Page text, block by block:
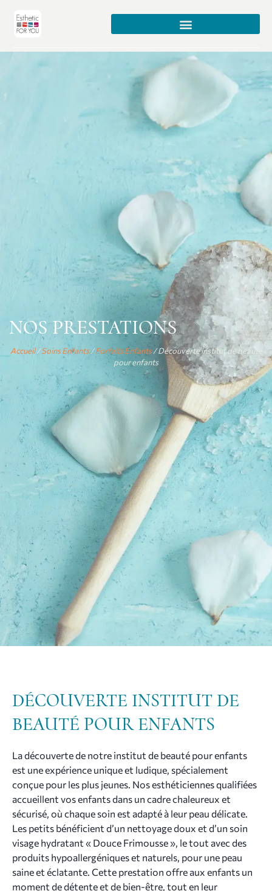
NOS PRESTATIONS
Accueil/Soins Enfants/Forfaits Enfants/ Découverte institut de beauté
pour enfants
DÉCOUVERTE INSTITUT DE
BEAUTÉ POUR ENFANTS
La découverte de notre institut de beauté pour enfants
est une expérience unique et ludique, spécialement
conçue pour les plus jeunes. Nos esthéticiennes qualifiées
accueillent vos enfants dans un cadre chaleureux et
sécurisé, où chaque soin est adapté à leur peau délicate.
Les petits bénéficient d’un nettoyage doux et d’un soin
visage hydratant « Douce Frimousse », le tout avec des
produits hypoallergéniques et naturels, pour une peau
saine et éclatante. Cette prestation offre aux enfants un
moment de détente et de bien-être, tout en leur